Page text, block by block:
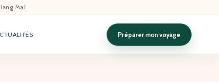
Mai
Préparer mon voyage